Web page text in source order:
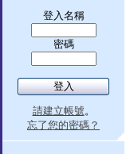
登入名稱
密碼
請建立帳號。
忘了您的密碼？